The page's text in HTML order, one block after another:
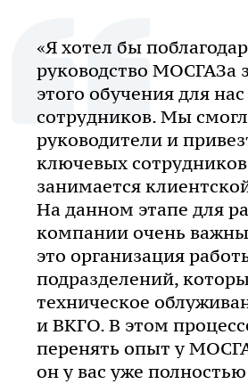
«Я хотел бы
руководство МОСГАЗа
этого обучения для
сотрудников. Мы
руководители и
ключевых
занимается
На данном этапе для
компании очень
это организация
подразделений,
техническое
и ВКГО. В этом
перенять опыт у
он у вас уже